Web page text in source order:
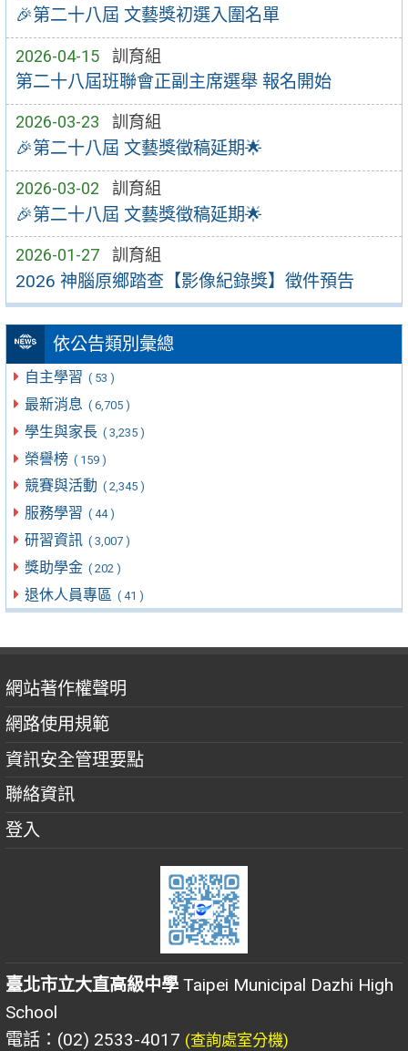
🎉第二十八屆 文藝獎初選入圍名單
2026-04-15 訓育組
第二十八屆班聯會正副主席選舉 報名開始
2026-03-23 訓育組
🎉第二十八屆 文藝獎徵稿延期🌟
2026-03-02 訓育組
🎉第二十八屆 文藝獎徵稿延期🌟
2026-01-27 訓育組
2026 神腦原鄉踏查【影像紀錄獎】徵件預告
依公告類別彙總
自主學習 ( 53 )
最新消息 ( 6,705 )
學生與家長 ( 3,235 )
榮譽榜 ( 159 )
競賽與活動 ( 2,345 )
服務學習 ( 44 )
研習資訊 ( 3,007 )
獎助學金 ( 202 )
退休人員專區 ( 41 )
網站著作權聲明
網路使用規範
資訊安全管理要點
聯絡資訊
登入
臺北市立大直高級中學 Taipei Municipal Dazhi High
School
電話：(02) 2533-4017 (查詢處室分機)